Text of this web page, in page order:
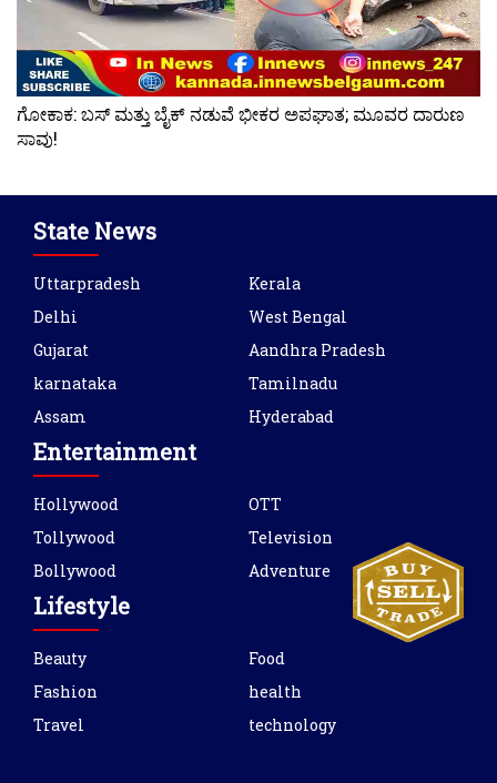
ಗೋಕಾಕ: ಬಸ್ ಮತ್ತು ಬೈಕ್ ನಡುವೆ ಭೀಕರ ಅಪಘಾತ; ಮೂವರ ದಾರುಣ
ಸಾವು!
State News
Uttarpradesh
Delhi
Gujarat
karnataka
Assam
Kerala
West Bengal
Aandhra Pradesh
Tamilnadu
Hyderabad
Entertainment
Hollywood
Tollywood
Bollywood
OTT
Television
Adventure
Lifestyle
Beauty
Fashion
Travel
Food
health
technology